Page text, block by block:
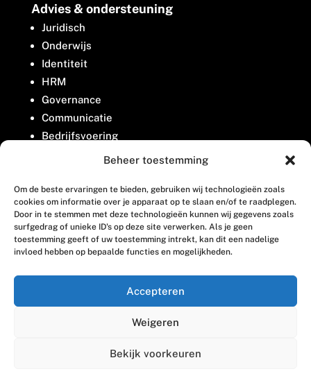
Beheer toestemming
Om de beste ervaringen te bieden, gebruiken wij technologieën zoals
cookies om informatie over je apparaat op te slaan en/of te raadplegen.
Door in te stemmen met deze technologieën kunnen wij gegevens zoals
surfgedrag of unieke ID's op deze site verwerken. Als je geen
toestemming geeft of uw toestemming intrekt, kan dit een nadelige
invloed hebben op bepaalde functies en mogelijkheden.
Accepteren
Weigeren
Bekijk voorkeuren
Advies & ondersteuning
Juridisch
Onderwijs
Identiteit
HRM
Governance
Communicatie
Bedrijfsvoering
Belangenbehartiging
Contact
Houttuinlaan 8
3447 GM Woerden